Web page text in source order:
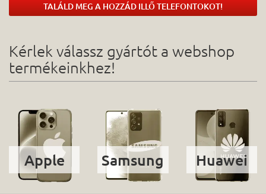
TALÁLD MEG A HOZZÁD ILLŐ TELEFONTOKOT!
Kérlek válassz gyártót a webshop
termékeinkhez!
Apple Samsung Huawei